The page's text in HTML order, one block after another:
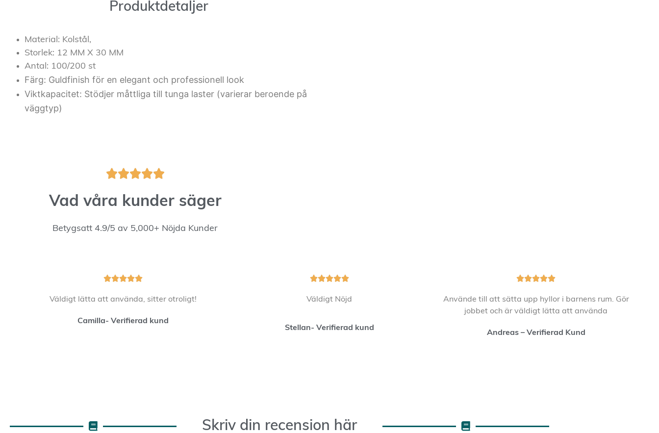
Produktdetaljer
Material: Kolstål,
Storlek: 12 MM X 30 MM
Antal: 100/200 st
Färg: Guldfinish för en elegant och professionell look
Viktkapacitet: Stödjer måttliga till tunga laster (varierar beroende på
väggtyp)

Vad våra kunder säger
Betygsatt 4.9/5 av 5,000+ Nöjda Kunder

Väldigt lätta att använda, sitter otroligt!
Camilla- Verifierad kund

Väldigt Nöjd
Stellan- Verifierad kund

Använde till att sätta upp hyllor i barnens rum. Gör
jobbet och är väldigt lätta att använda
Andreas – Verifierad Kund
Skriv din recension här